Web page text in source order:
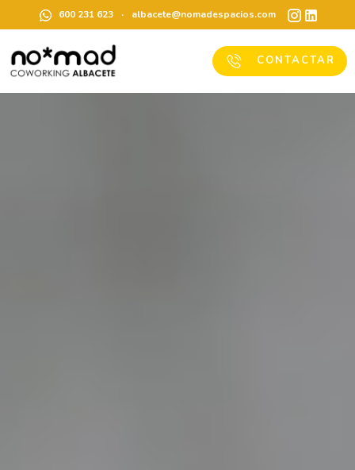
600 231 623 · albacete@nomadespacios.com
CONTACTAR